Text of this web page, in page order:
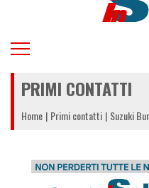
PRIMI CONTATTI
Home Primi contatti Suzuki